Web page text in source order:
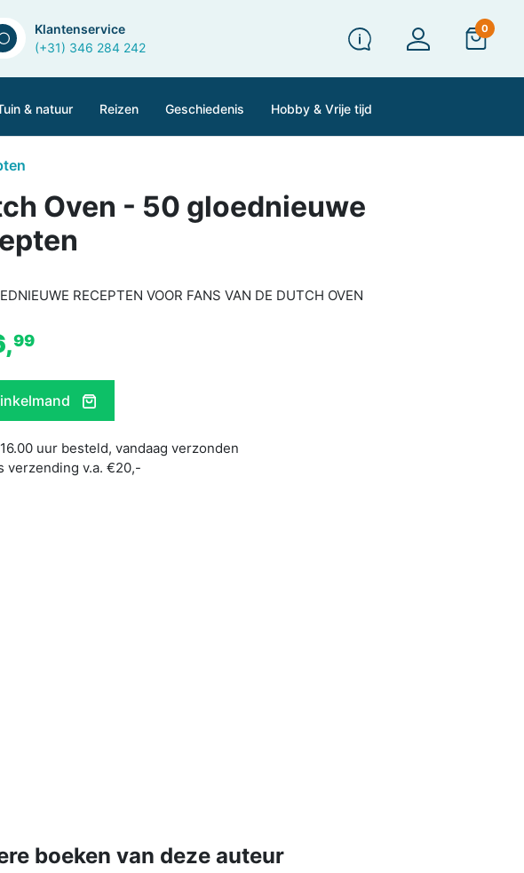
Klantenservice
(+31) 346 284 242
0
& natuur Reizen Geschiedenis Hobby & Vrije tijd
Oven - 50 gloednieuwe
RECEPTEN VOOR FANS VAN DE DUTCH OVEN
99
uur besteld, vandaag verzonden
verzending v.a. €20,-
boeken van deze auteur